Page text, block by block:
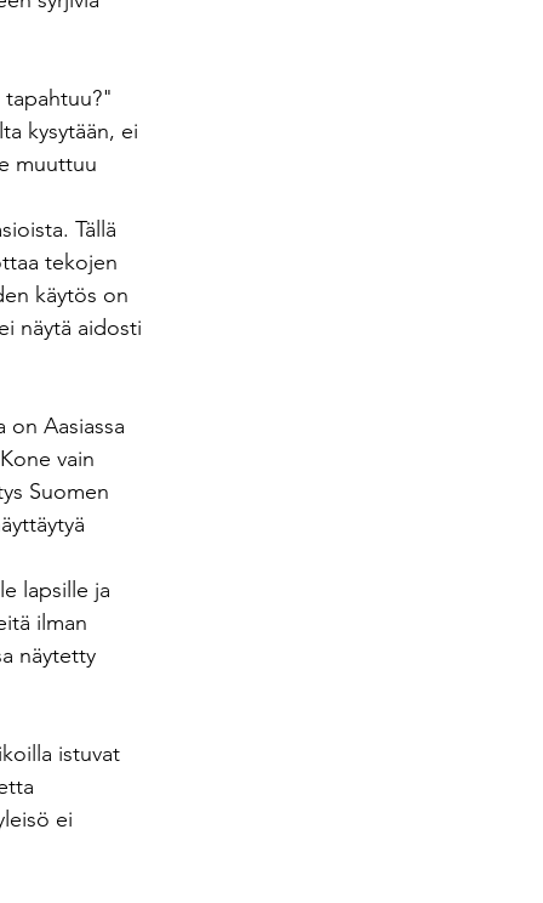
tapahtuu?"
kysytään, ei
muuttuu
Tällä
tekojen
käytös on
näytä aidosti
on Aasiassa
vain
Suomen
lapsille ja
ilman
näytetty
istuvat
ei